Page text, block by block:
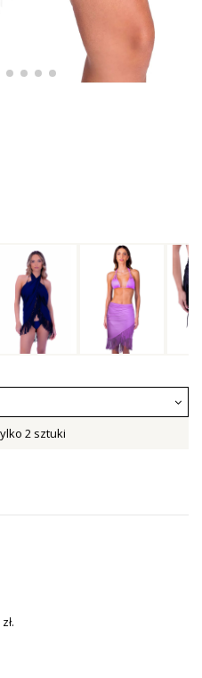
2 sztuki